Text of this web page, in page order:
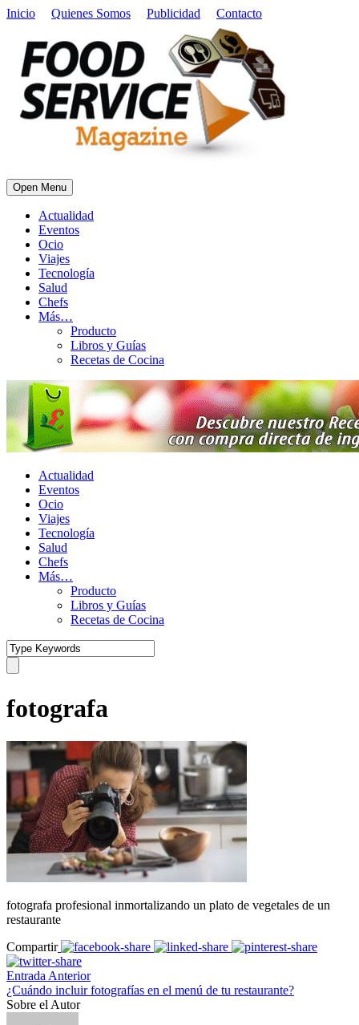
Inicio Quienes Somos Publicidad Contacto
Open Menu
Actualidad
Eventos
Ocio
Viajes
Tecnología
Salud
Chefs
Más…
Producto
Libros y Guías
Recetas de Cocina
Actualidad
Eventos
Ocio
Viajes
Tecnología
Salud
Chefs
Más…
Producto
Libros y Guías
Recetas de Cocina
fotografa
fotografa profesional inmortalizando un plato de vegetales de un
restaurante
Compartir
Entrada Anterior
¿Cuándo incluir fotografías en el menú de tu restaurante?
Sobre el Autor